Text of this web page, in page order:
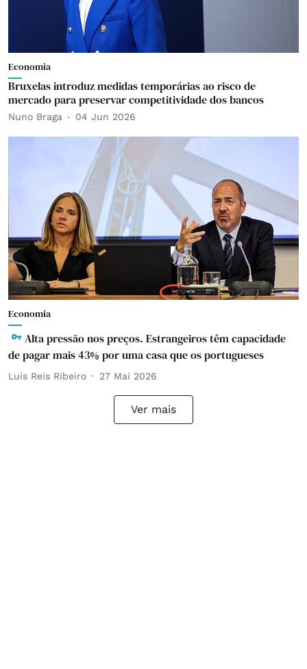
Economia
Bruxelas introduz medidas temporárias ao risco de
mercado para preservar competitividade dos bancos
Nuno Braga 04 Jun 2026
Economia
Alta pressão nos preços. Estrangeiros têm capacidade
de pagar mais 43% por uma casa que os portugueses
Luís Reis Ribeiro 27 Mai 2026
Ver mais